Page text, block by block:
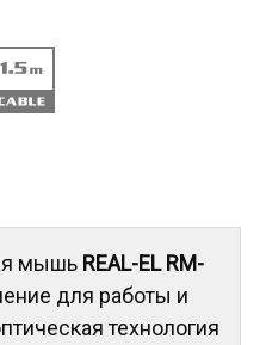
мышь REAL-EL RM-
для работы и
технология